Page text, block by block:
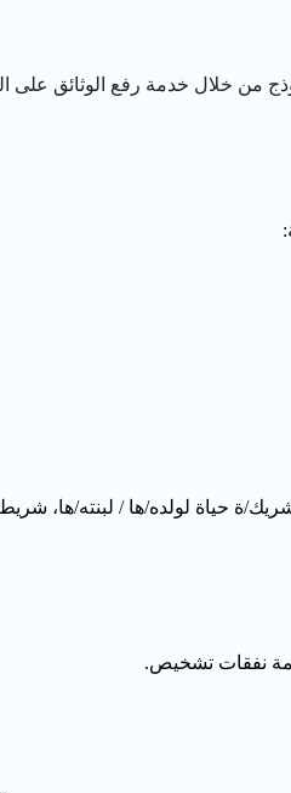
من خلال خدمة رفع الوثائق على
ة حياة لولده/ها / لبنته/ها،